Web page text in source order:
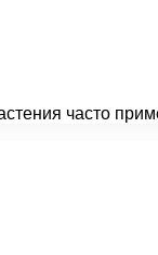
часто